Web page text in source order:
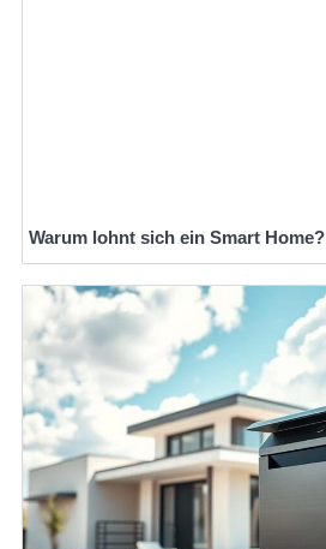
Warum lohnt sich ein Smart Home?